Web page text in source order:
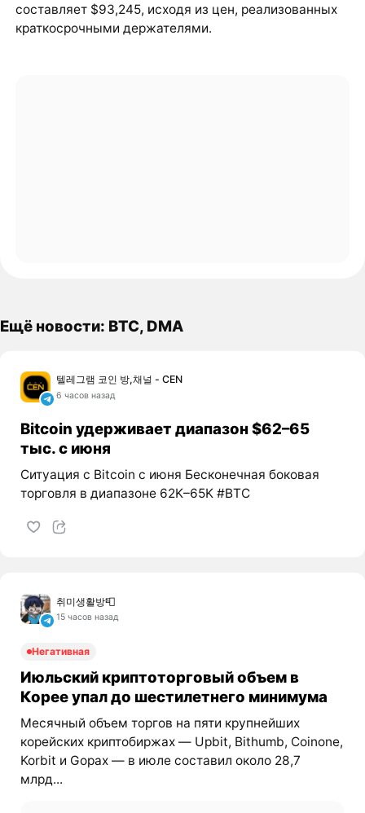
составляет $93,245, исходя из цен, реализованных
краткосрочными держателями.
Ещё новости: BTC, DMA
텔레그램 코인 방,채널 - CEN
6 часов назад
Bitcoin удерживает диапазон $62–65
тыс. с июня
Ситуация с Bitcoin с июня Бесконечная боковая
торговля в диапазоне 62K–65K #BTC
취미생활방📮
15 часов назад
Негативная
Июльский криптоторговый объем в
Корее упал до шестилетнего минимума
Месячный объем торгов на пяти крупнейших
корейских криптобиржах — Upbit, Bithumb, Coinone,
Korbit и Gopax — в июле составил около 28,7
млрд...